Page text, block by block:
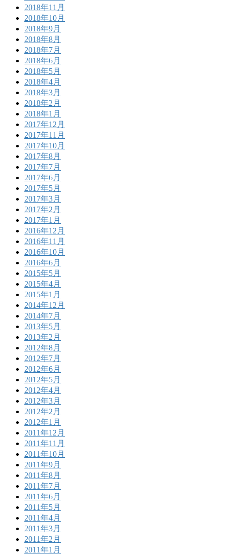
2018年11月
2018年10月
2018年9月
2018年8月
2018年7月
2018年6月
2018年5月
2018年4月
2018年3月
2018年2月
2018年1月
2017年12月
2017年11月
2017年10月
2017年8月
2017年7月
2017年6月
2017年5月
2017年3月
2017年2月
2017年1月
2016年12月
2016年11月
2016年10月
2016年6月
2015年5月
2015年4月
2015年1月
2014年12月
2014年7月
2013年5月
2013年2月
2012年8月
2012年7月
2012年6月
2012年5月
2012年4月
2012年3月
2012年2月
2012年1月
2011年12月
2011年11月
2011年10月
2011年9月
2011年8月
2011年7月
2011年6月
2011年5月
2011年4月
2011年3月
2011年2月
2011年1月